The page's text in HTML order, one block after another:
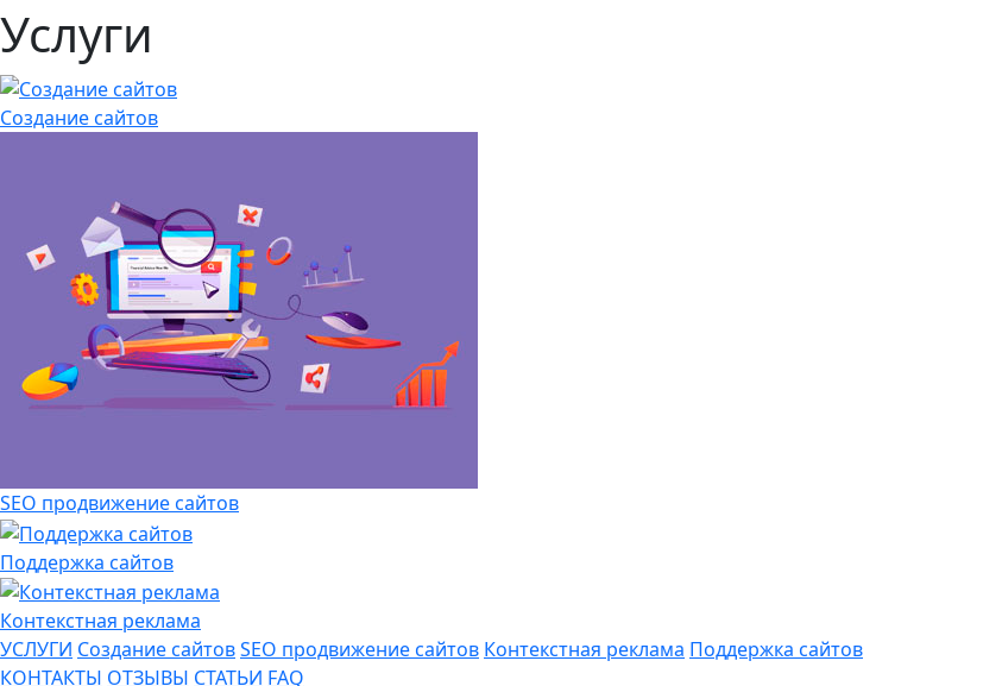
Услуги
Создание сайтов
SEO продвижение сайтов
Поддержка сайтов
Контекстная реклама
УСЛУГИ Создание сайтовSEO продвижение сайтов Контекстная реклама Поддержка сайтов
КОНТАКТЫ ОТЗЫВЫ СТАТЬИ FAQ